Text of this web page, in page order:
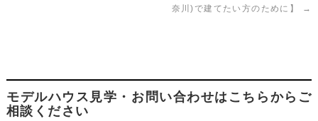
奈川)で建てたい方のために】
→
モデルハウス見学・お問い合わせはこちらからご
相談ください